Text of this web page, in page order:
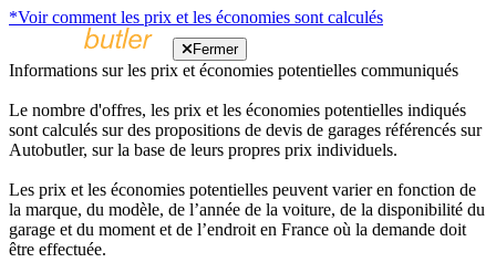
*Voir comment les prix et les économies sont calculés
Fermer
Informations sur les prix et économies potentielles communiqués
Le nombre d'offres, les prix et les économies potentielles indiqués
sont calculés sur des propositions de devis de garages référencés sur
Autobutler, sur la base de leurs propres prix individuels.
Les prix et les économies potentielles peuvent varier en fonction de
la marque, du modèle, de l’année de la voiture, de la disponibilité du
garage et du moment et de l’endroit en France où la demande doit
être effectuée.